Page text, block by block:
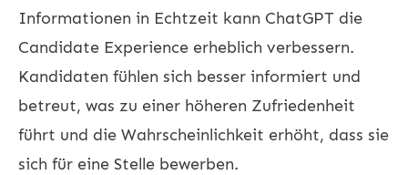
Informationen in Echtzeit kann ChatGPT die
Candidate Experience erheblich verbessern.
Kandidaten fühlen sich besser informiert und
betreut, was zu einer höheren Zufriedenheit
führt und die Wahrscheinlichkeit erhöht, dass sie
sich für eine Stelle bewerben.